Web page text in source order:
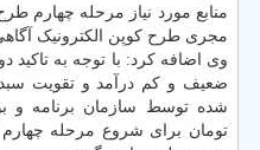
منابع مورد نیاز مرحله چهارم
مجری طرح کوپن الکترونیک
وی اضافه کرد: با توجه به تاکید
ضعیف و کم درآمد و تقویت سبد
تومان برای شروع مرحله